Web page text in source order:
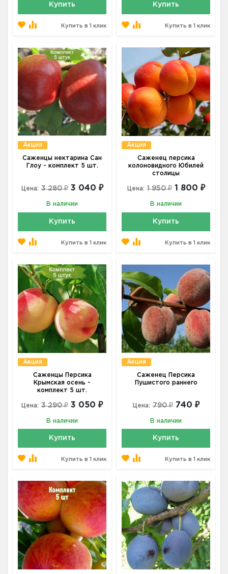
Купить
Купить в 1 клик
Купить
Купить в 1 клик
Акция
Саженцы нектарина Сан
Глоу - комплект 5 шт.
Цена: 3 280 ₽ 3 040 ₽
В наличии
Купить
Купить в 1 клик
Акция
Саженец персика
колоновидного Юбилей
столицы
Цена: 1 950 ₽ 1 800 ₽
В наличии
Купить
Купить в 1 клик
Акция
Саженцы Персика
Крымская осень -
комплект 5 шт.
Цена: 3 290 ₽ 3 050 ₽
В наличии
Купить
Купить в 1 клик
Акция
Саженец Персика
Пушистого раннего
Цена: 790 ₽ 740 ₽
В наличии
Купить
Купить в 1 клик